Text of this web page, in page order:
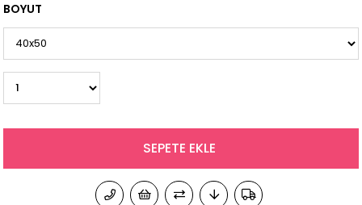
BOYUT